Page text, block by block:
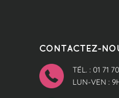
CONTACTEZ-
TÉL. : 01 71
LUN-VEN :